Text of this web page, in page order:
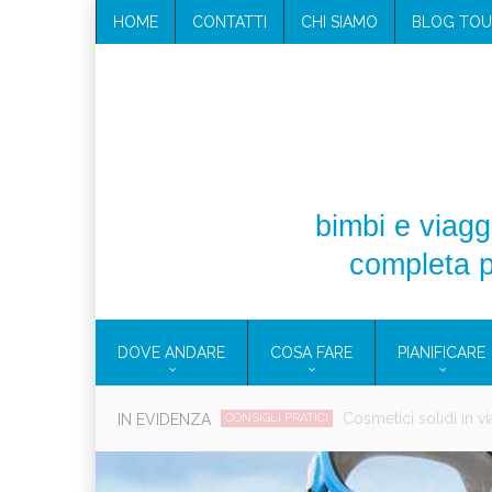
HOME CONTATTI CHI SIAMO BLOG
bimbi e
completa
DOVE ANDARE COSA FARE PIANIFICARE
IN EVIDENZA EOLIE Viaggi per donne 2026: vieni
CAMPEGGIO